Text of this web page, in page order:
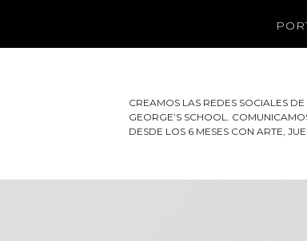
CREAMOS LAS REDES SOCIALES
GEORGE’S SCHOOL.
DESDE LOS 6 MESES CON ARTE,